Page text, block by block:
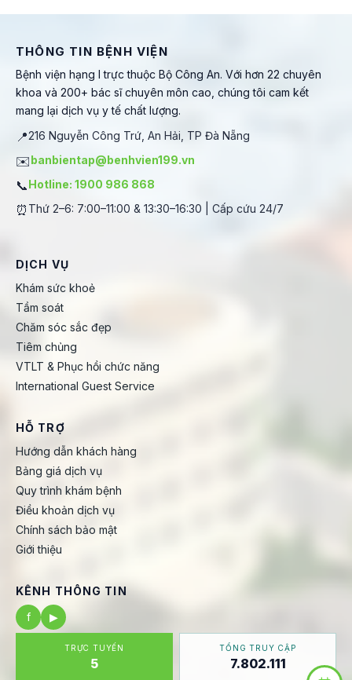
THÔNG TIN BỆNH VIỆN
Bệnh viện hạng I trực thuộc Bộ Công An. Với hơn 22 chuyên
khoa và 200+ bác sĩ chuyên môn cao, chúng tôi cam kết
mang lại dịch vụ y tế chất lượng.
📍216 Nguyễn Công Trứ, An Hải, TP Đà Nẵng
✉️banbientap@benhvien199.vn
📞Hotline: 1900 986 868
⏰ Thứ 2–6: 7:00–11:00 & 13:30–16:30 | Cấp cứu 24/7
DỊCH VỤ
Khám sức khoẻ
Tầm soát
Chăm sóc sắc đẹp
Tiêm chủng
VTLT & Phục hồi chức năng
International Guest Service
HỖ TRỢ
Hướng dẫn khách hàng
Bảng giá dịch vụ
Quy trình khám bệnh
Điều khoản dịch vụ
Chính sách bảo mật
Giới thiệu
KÊNH THÔNG TIN
f
▶
TRỰC TUYẾN
5
TỔNG TRUY CẬP
7.802.111